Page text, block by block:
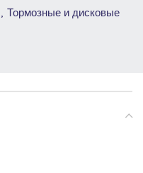
Тормозные и дисковые